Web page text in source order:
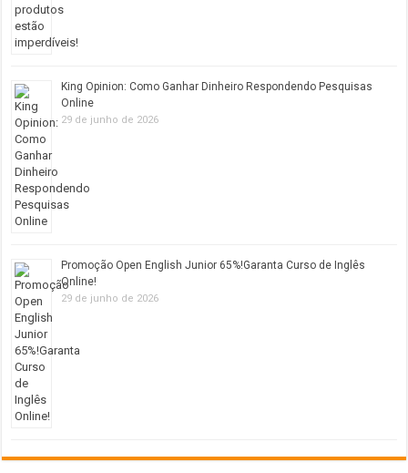
King Opinion: Como Ganhar Dinheiro Respondendo Pesquisas
Online
29 de junho de 2026
Promoção Open English Junior 65%!Garanta Curso de Inglês
Online!
29 de junho de 2026